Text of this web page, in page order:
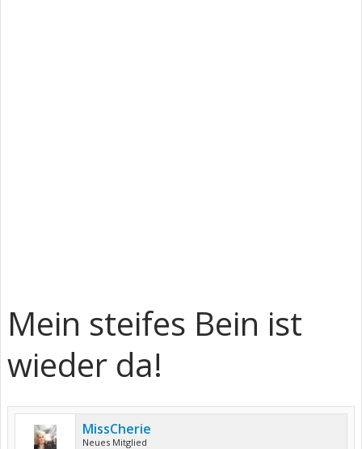
Mein steifes Bein ist
wieder da!
MissCherie
Neues Mitglied